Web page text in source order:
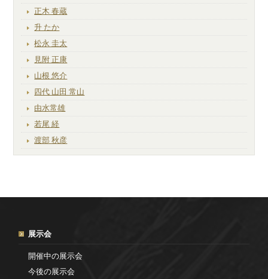
正木 春蔵
升 たか
松永 圭太
見附 正康
山根 悠介
四代 山田 常山
由水常雄
若尾 経
渡部 秋彦
展示会
開催中の展示会
今後の展示会